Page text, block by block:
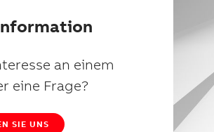
an einem
eine Frage?
SIE UNS